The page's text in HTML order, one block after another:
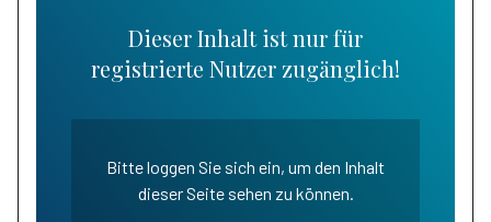
Dieser Inhalt ist nur für
registrierte Nutzer zugänglich!
Bitte loggen Sie sich ein, um den Inhalt
dieser Seite sehen zu können.